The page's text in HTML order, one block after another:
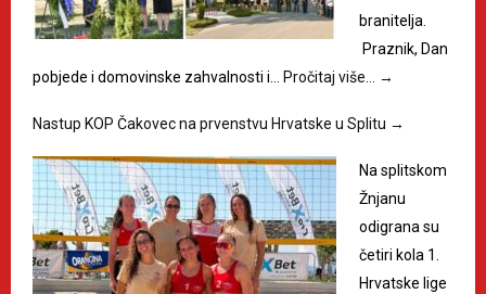
branitelja.
Praznik, Dan
pobjede i domovinske zahvalnosti i… Pročitaj više… →
Nastup KOP Čakovec na prvenstvu Hrvatske u Splitu →
Na splitskom
Žnjanu
odigrana su
četiri kola 1.
Hrvatske lige